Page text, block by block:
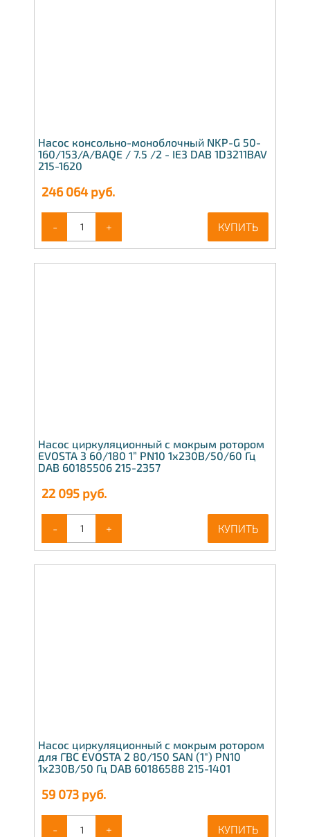
Насос консольно-моноблочный NKP-G 50-
160/153/A/BAQE / 7.5 /2 - IE3 DAB 1D3211BAV
215-1620
246 064руб.
- + КУПИТЬ
Насос циркуляционный с мокрым ротором
EVOSTA 3 60/180 1” PN10 1х230В/50/60 Гц
DAB 60185506 215-2357
22 095 руб.
- + КУПИТЬ
Насос циркуляционный с мокрым ротором
для ГВС EVOSTA 2 80/150 SAN (1") PN10
1х230В/50 Гц DAB 60186588 215-1401
59 073 руб.
- + КУПИТЬ